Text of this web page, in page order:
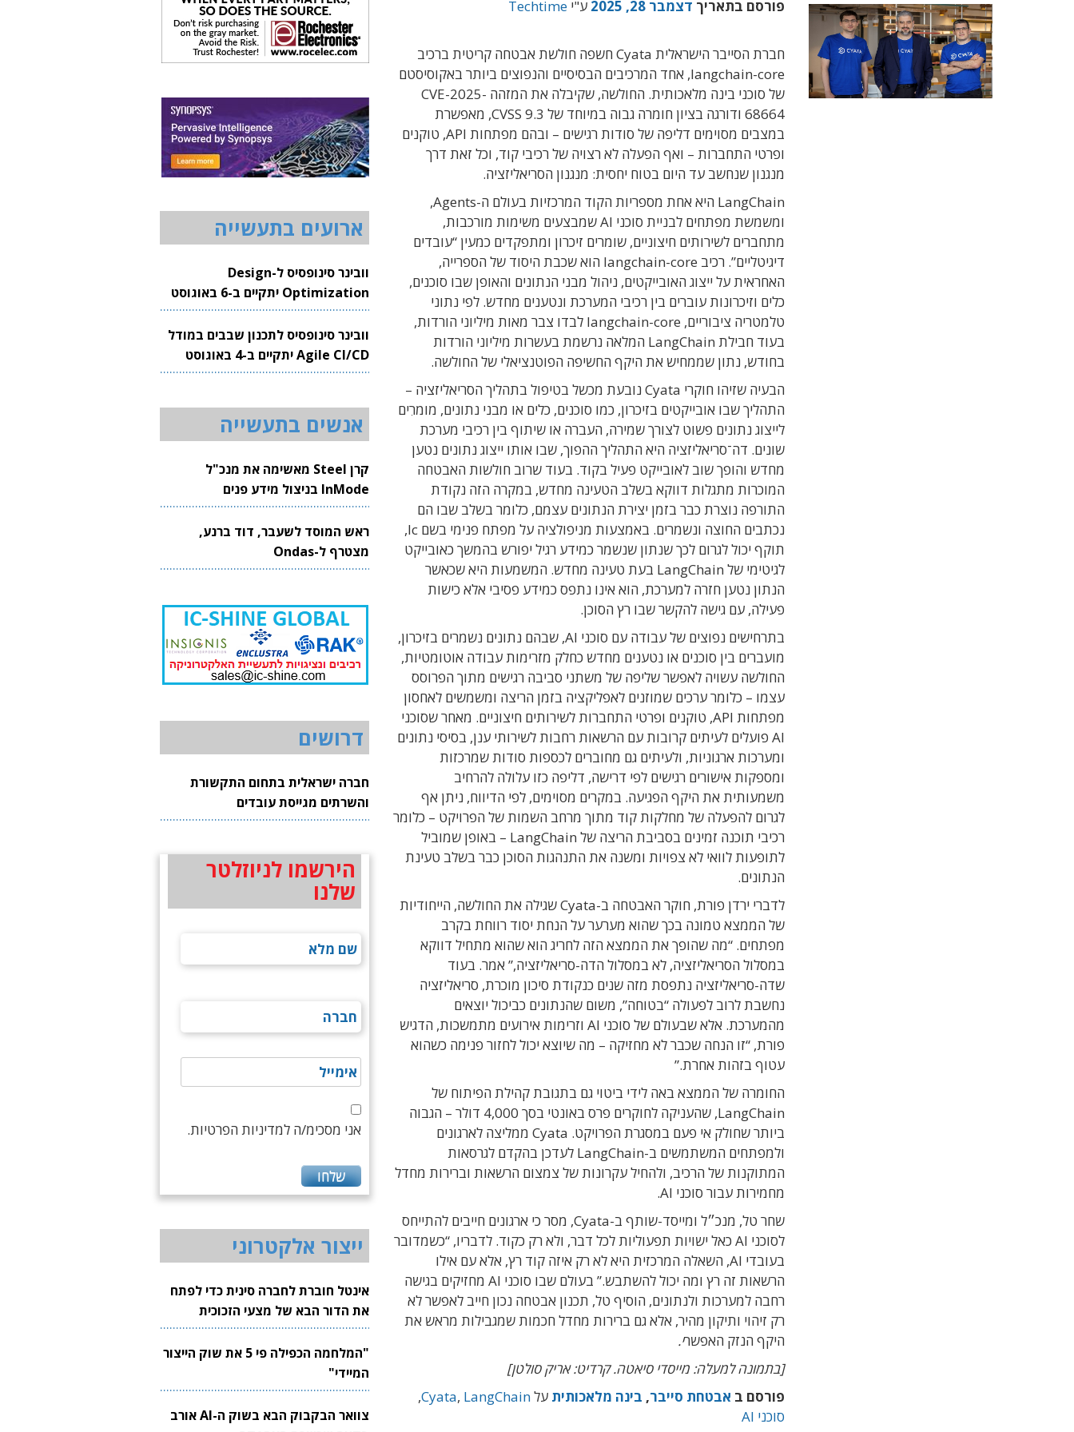
פורסם בתאריך דצמבר 28, 2025 ע"י Techtime
חברת הסייבר הישראלית Cyata חשפה חולשת אבטחה קריטית ברכיב
langchain-core, אחד המרכיבים הבסיסיים והנפוצים ביותר באקוסיסטם
של סוכני בינה מלאכותית. החולשה, שקיבלה את המזהה CVE-2025-
68664 ודורגה בציון חומרה גבוה במיוחד של CVSS 9.3, מאפשרת
במצבים מסוימים דליפה של סודות רגישים – ובהם מפתחות API, טוקנים
ופרטי התחברות – ואף הפעלה לא רצויה של רכיבי קוד, וכל זאת דרך
מנגנון שנחשב עד היום בטוח יחסית: מנגנון הסריאליזציה.
LangChain היא אחת מספריות הקוד המרכזיות בעולם ה-Agents,
ומשמשת מפתחים לבניית סוכני AI שמבצעים משימות מורכבות,
מתחברים לשירותים חיצוניים, שומרים זיכרון ומתפקדים כמעין “עובדים
דיגיטליים”. רכיב langchain-core הוא שכבת היסוד של הספרייה,
האחראית על ייצוג האובייקטים, ניהול מבני הנתונים והאופן שבו סוכנים,
כלים וזיכרונות עוברים בין רכיבי המערכת ונטענים מחדש. לפי נתוני
טלמטריה ציבוריים, langchain-core לבדו צבר מאות מיליוני הורדות,
בעוד חבילת LangChain המלאה נרשמת בעשרות מיליוני הורדות
בחודש, נתון שממחיש את היקף החשיפה הפוטנציאלי של החולשה.
הבעיה שזיהו חוקרי Cyata נובעת מכשל בטיפול בתהליך הסריאליזציה –
התהליך שבו אובייקטים בזיכרון, כמו סוכנים, כלים או מבני נתונים, מומרִים
לייצוג נתונים פשוט לצורך שמירה, העברה או שיתוף בין רכיבי מערכת
שונים. דה־סריאליזציה היא התהליך ההפוך, שבו אותו ייצוג נתונים נטען
מחדש והופך שוב לאובייקט פעיל בקוד. בעוד שרוב חולשות האבטחה
המוכרות מתגלות דווקא בשלב הטעינה מחדש, במקרה הזה נקודת
התורפה נוצרת כבר בזמן יצירת הנתונים עצמם, כלומר בשלב שבו הם
נכתבים החוצה ונשמרים. באמצעות מניפולציה על מפתח פנימי בשם lc,
תוקף יכול לגרום לכך שנתון שנשמר כמידע רגיל יפורש בהמשך כאובייקט
לגיטימי של LangChain בעת טעינה מחדש. המשמעות היא שכאשר
הנתון נטען חזרה למערכת, הוא אינו נתפס כמידע פסיבי אלא כישות
פעילה, עם גישה להקשר שבו רץ הסוכן.
בתרחישים נפוצים של עבודה עם סוכני AI, שבהם נתונים נשמרים בזיכרון,
מועברים בין סוכנים או נטענים מחדש כחלק מזרימות עבודה אוטומטיות,
החולשה עשויה לאפשר שליפה של משתני סביבה רגישים מתוך הפרוסס
עצמו – כלומר ערכים שמוזנים לאפליקציה בזמן הריצה ומשמשים לאחסון
מפתחות API, טוקנים ופרטי התחברות לשירותים חיצוניים. מאחר שסוכני
AI פועלים לעיתים קרובות עם הרשאות רחבות לשירותי ענן, בסיסי נתונים
ומערכות ארגוניות, ולעיתים גם מחוברים לכספות סודות שמרכזות
ומספקות אישורים רגישים לפי דרישה, דליפה כזו עלולה להרחיב
משמעותית את היקף הפגיעה. במקרים מסוימים, לפי הדיווח, ניתן אף
לגרום להפעלה של מחלקות קוד מתוך מרחב השמות של הפרויקט – כלומר
רכיבי תוכנה זמינים בסביבת הריצה של LangChain – באופן שמוביל
לתופעות לוואי לא צפויות ומשנה את התנהגות הסוכן כבר בשלב טעינת
הנתונים.
לדברי ירדן פורת, חוקר האבטחה ב-Cyata שגילה את החולשה, הייחודיות
של הממצא טמונה בכך שהוא מערער על הנחת יסוד רווחת בקרב
מפתחים. “מה שהופך את הממצא הזה לחריג הוא שהוא מתחיל דווקא
במסלול הסריאליזציה, לא במסלול הדה-סריאליזציה,” אמר. בעוד
שדה-סריאליזציה נתפסת מזה שנים כנקודת סיכון מוכרת, סריאליזציה
נחשבת לרוב לפעולה “בטוחה”, משום שהנתונים כביכול יוצאים
מהמערכת. אלא שבעולם של סוכני AI וזרימות אירועים מתמשכות, הדגיש
פורת, “זו הנחה שכבר לא מחזיקה – מה שיוצא יכול לחזור פנימה כשהוא
עטוף בזהות אחרת.”
החומרה של הממצא באה לידי ביטוי גם בתגובת קהילת הפיתוח של
LangChain, שהעניקה לחוקרים פרס באונטי בסך 4,000 דולר – הגבוה
ביותר שחולק אי פעם במסגרת הפרויקט. Cyata ממליצה לארגונים
ולמפתחים המשתמשים ב-LangChain לעדכן בהקדם לגרסאות
המתוקנות של הרכיב, ולהחיל עקרונות של צמצום הרשאות וברירות מחדל
מחמירות עבור סוכני AI.
שחר טל, מנכ״ל ומייסד-שותף ב-Cyata, מסר כי ארגונים חייבים להתייחס
לסוכני AI כאל ישויות תפעוליות לכל דבר, ולא רק כקוד. לדבריו, “כשמדובר
בעובדי AI, השאלה המרכזית היא לא רק איזה קוד רץ, אלא עם אילו
הרשאות זה רץ ומה יכול להשתבש.” בעולם שבו סוכני AI מחזיקים בגישה
רחבה למערכות ולנתונים, הוסיף טל, תכנון אבטחה נכון חייב לאפשר לא
רק זיהוי ותיקון מהיר, אלא גם ברירות מחדל חכמות שמגבילות מראש את
היקף הנזק האפשרי.
[בתמונה למעלה: מייסדי סיאטה. קרדיט: אריק סולטן]
פורסם ב אבטחת סייבר, בינה מלאכותית על Cyata, LangChain
,
סוכני AI
ארועים בתעשייה
וובינר סינופסיס ל-Design
Optimization יתקיים ב-6 באוגוסט
2026
וובינר סינופסיס לתכנון שבבים במודל
Agile CI/CD יתקיים ב-4 באוגוסט
2026
אנשים בתעשייה
קרן Steel מאשימה את מנכ"ל
InMode בניצול מידע פנים
ראש המוסד לשעבר, דוד ברנע,
מצטרף ל-Ondas
דרושים
חברה ישראלית בתחום התקשורת
והשרתים מגייסת עובדים
הירשמו לניוזלטר
שלנו
אני מסכימ/ה למדיניות הפרטיות.
ייצור אלקטרוני
אינטל חוברת לחברה סינית כדי לפתח
את הדור הבא של מצעי הזכוכית
לשבבים
"המלחמה הכפילה פי 5 את שוק הייצור
המיידי"
צוואר הבקבוק הבא בשוק ה-AI אורב